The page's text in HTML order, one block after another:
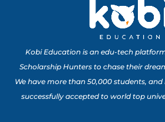
Portofolio
Buat
8 Lomba
Psikologi
Kobi Education is an edu-tech
Scholarship Hunters to chase their
We have more than 50,000 students,
successfully accepted to world top